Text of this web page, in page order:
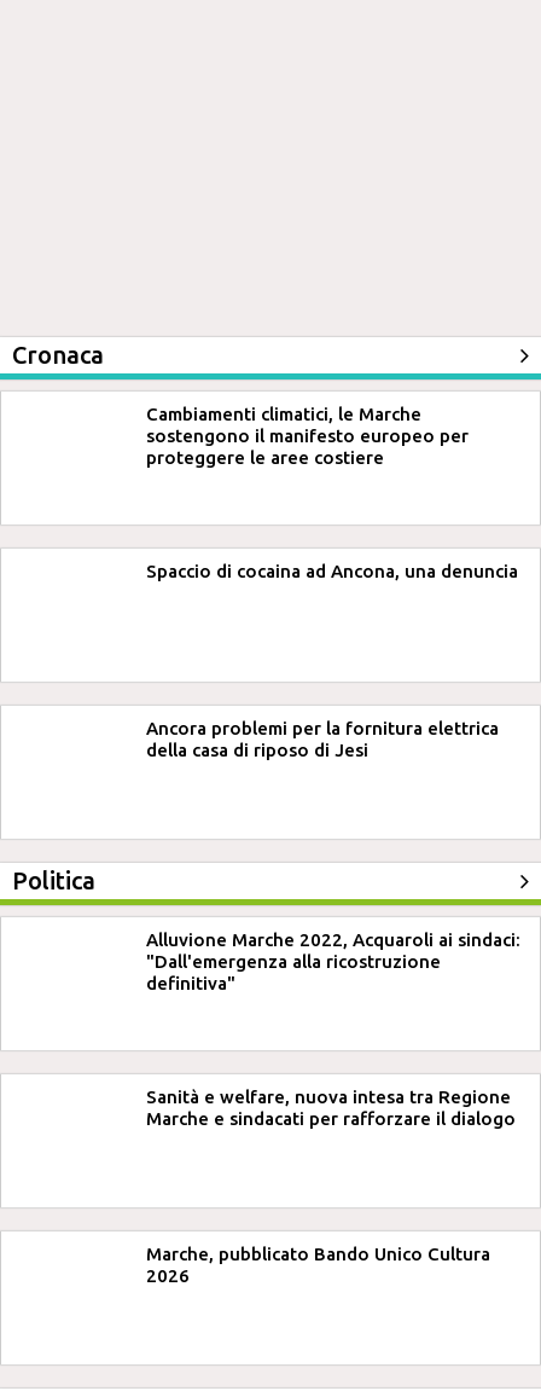
Cronaca
Cambiamenti climatici, le Marche
sostengono il manifesto europeo per
proteggere le aree costiere
Spaccio di cocaina ad Ancona, una denuncia
Ancora problemi per la fornitura elettrica
della casa di riposo di Jesi
Politica
Alluvione Marche 2022, Acquaroli ai sindaci:
"Dall'emergenza alla ricostruzione
definitiva"
Sanità e welfare, nuova intesa tra Regione
Marche e sindacati per rafforzare il dialogo
Marche, pubblicato Bando Unico Cultura
2026